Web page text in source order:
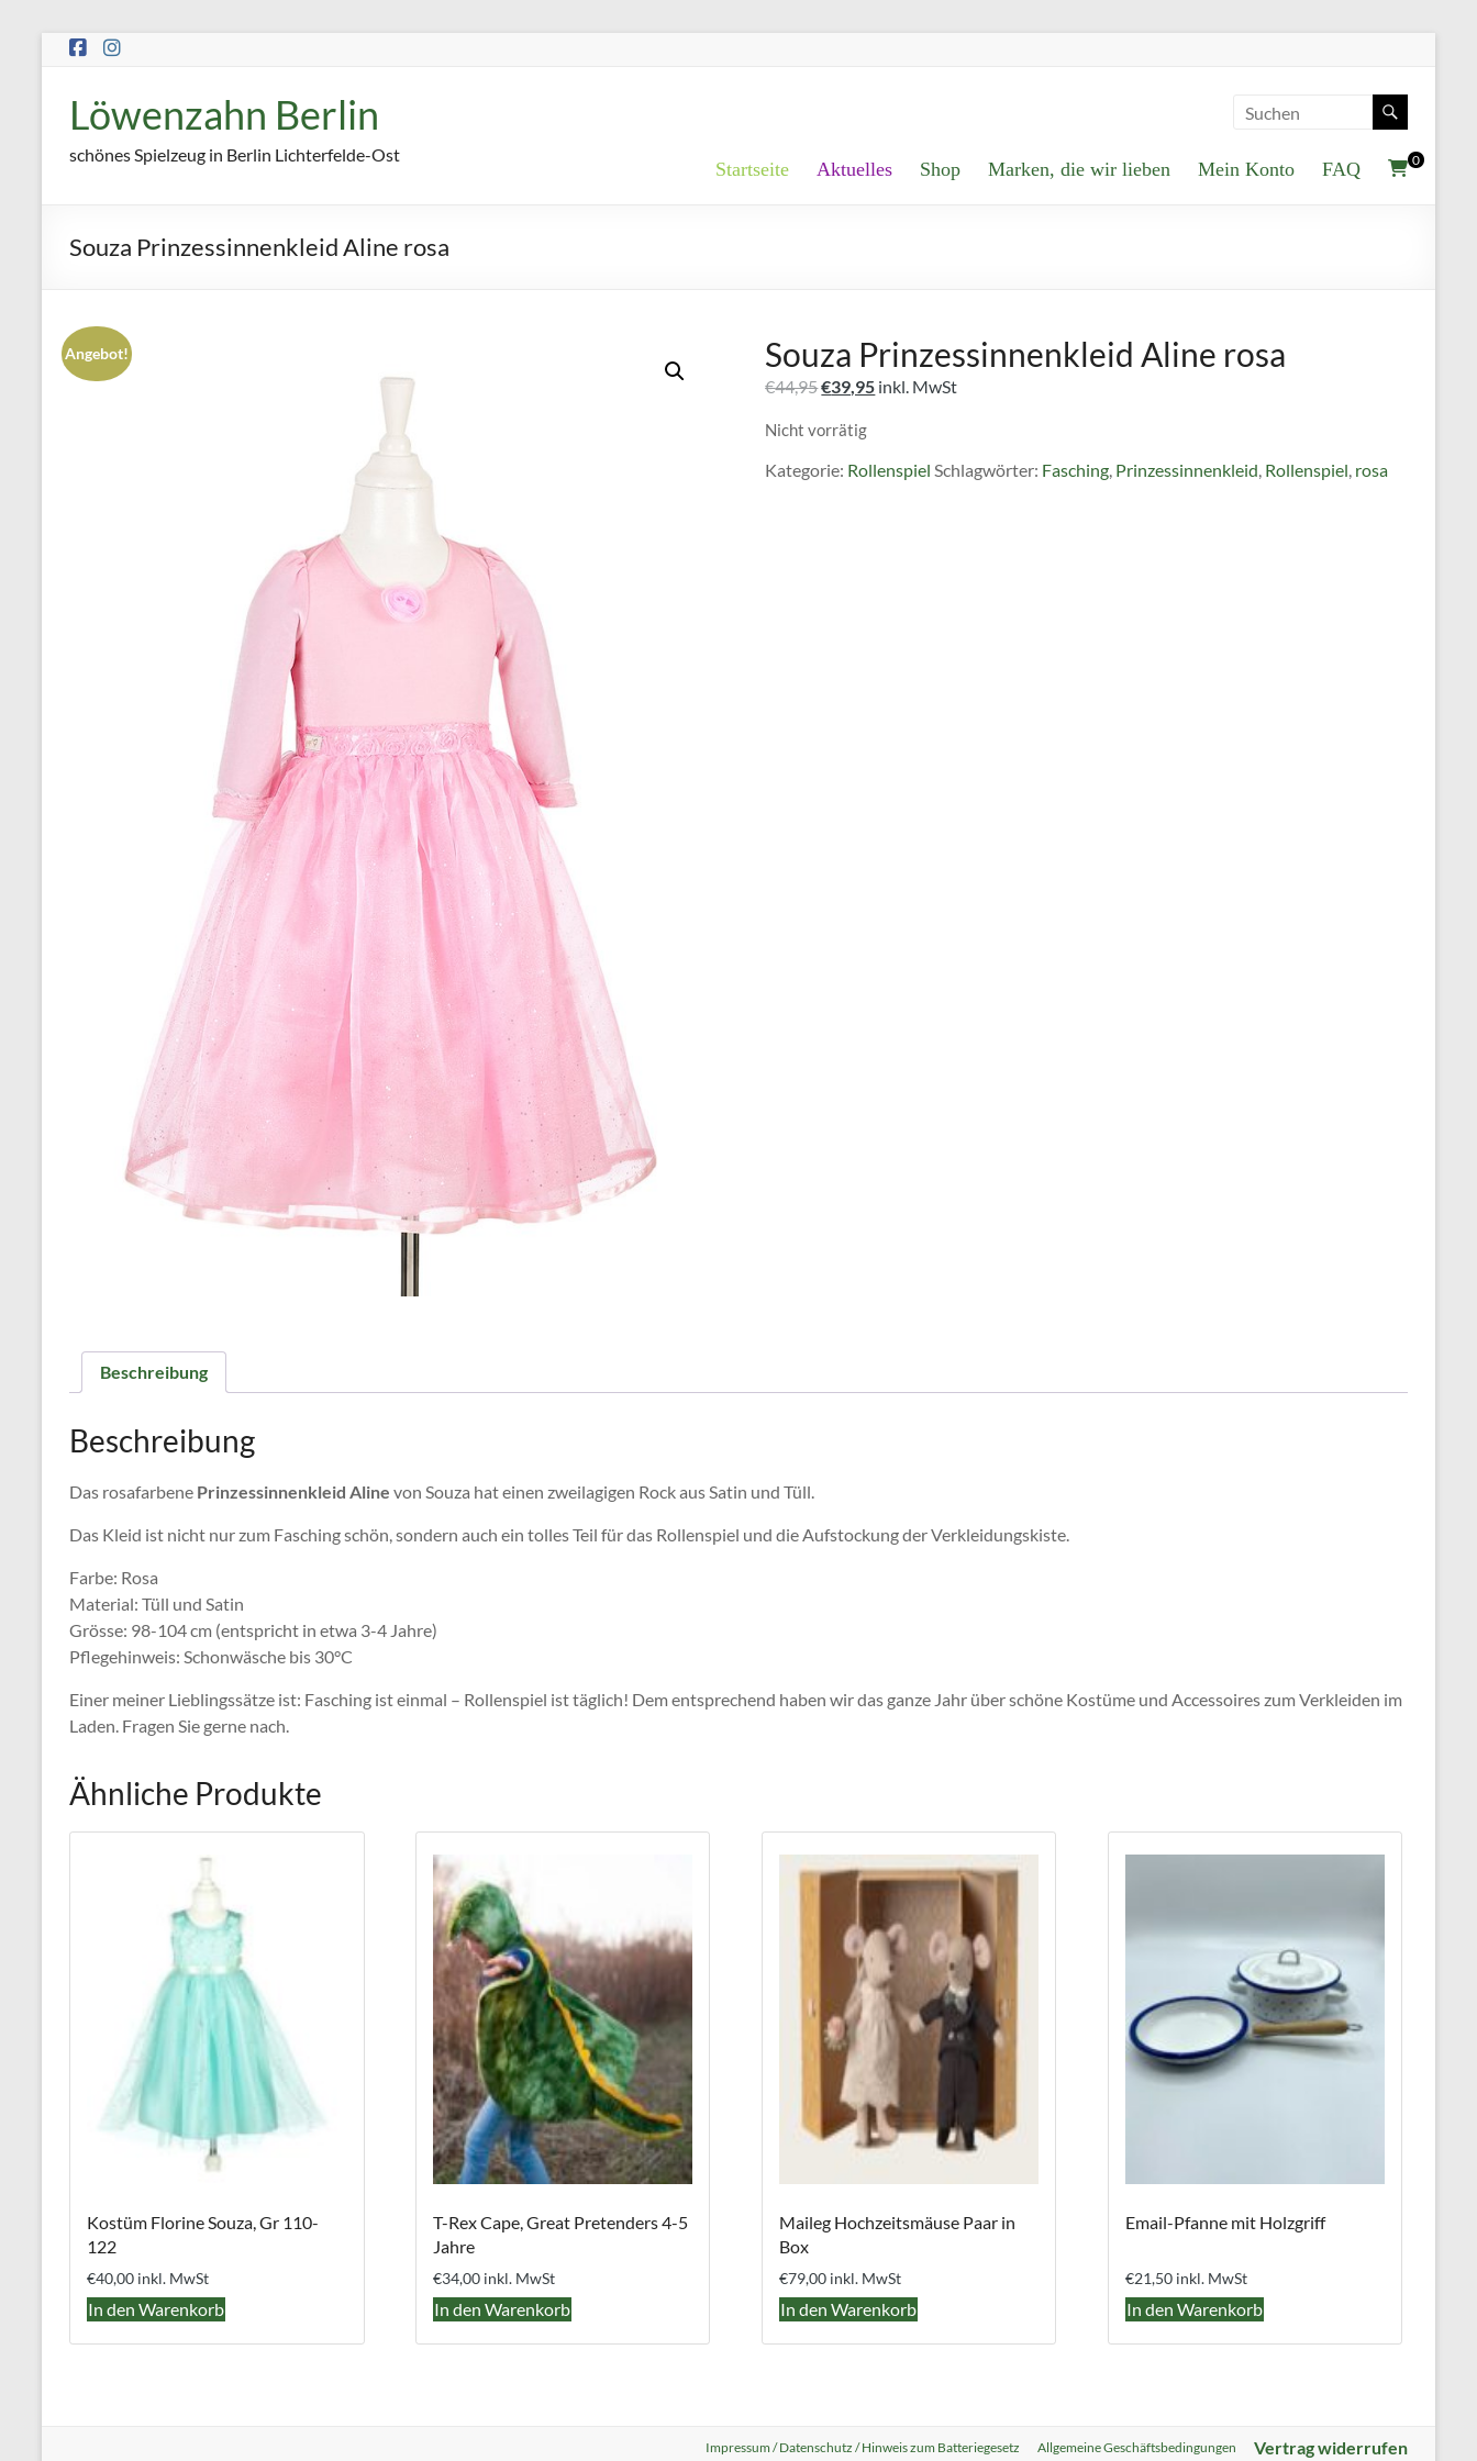
Zum
Inhalt
Löwenzahn Berlin
schönes Spielzeug in Berlin Lichterfelde-Ost 0
Startseite Aktuelles Shop Marken, die wir lieben Mein Konto FAQ
Souza Prinzessinnenkleid Aline rosa
Angebot! Souza Prinzessinnenkleid Aline rosa
€44,95Ursprünglicher
war:
€44,95
€39,95Aktueller
€39,95.
inkl. MwSt
Nicht vorrätig
Kategorie: Rollenspiel Schlagwörter: Fasching, Prinzessinnenkleid, Rollenspiel, rosa
Beschreibung
Beschreibung
Das rosafarbene Prinzessinnenkleid Aline von Souza hat einen zweilagigen Rock aus Satin und Tüll.
Das Kleid ist nicht nur zum Fasching schön, sondern auch ein tolles Teil für das Rollenspiel und die Aufstockung der Verkleidungskiste.
Farbe: Rosa
Material: Tüll und Satin
Grösse: 98-104 cm (entspricht in etwa 3-4 Jahre)
Pflegehinweis: Schonwäsche bis 30°C
Einer meiner Lieblingssätze ist: Fasching ist einmal – Rollenspiel ist täglich! Dem entsprechend haben wir das ganze Jahr über schöne Kostüme und Accessoires zum Verkleiden im
Laden. Fragen Sie gerne nach.
Ähnliche Produkte
Kostüm Florine Souza, Gr 110-
122
€40,00 inkl. MwSt
In den Warenkorb
T-Rex Cape, Great Pretenders 4-5
Jahre
€34,00 inkl. MwSt
In den Warenkorb
Maileg Hochzeitsmäuse Paar in
Box
€79,00 inkl. MwSt
In den Warenkorb
Email-Pfanne mit Holzgriff
€21,50 inkl. MwSt
In den Warenkorb
Impressum / Datenschutz / Hinweis zum Batteriegesetz Allgemeine Geschäftsbedingungen Vertrag widerrufen